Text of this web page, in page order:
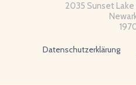
2035 Sunset
Datenschutzerklärung